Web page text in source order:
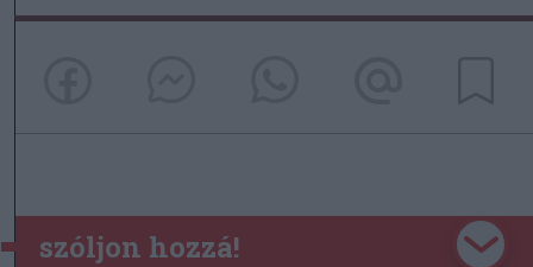
szóljon hozzá!